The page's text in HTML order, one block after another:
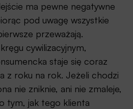
ma pewne negatywne
pod uwagę wszystkie
przeważają.
cywilizacyjnym,
staje się coraz
z roku na rok. Jeżeli chodzi
nie zniknie, ani nie zmaleje,
tym, jak tego klienta